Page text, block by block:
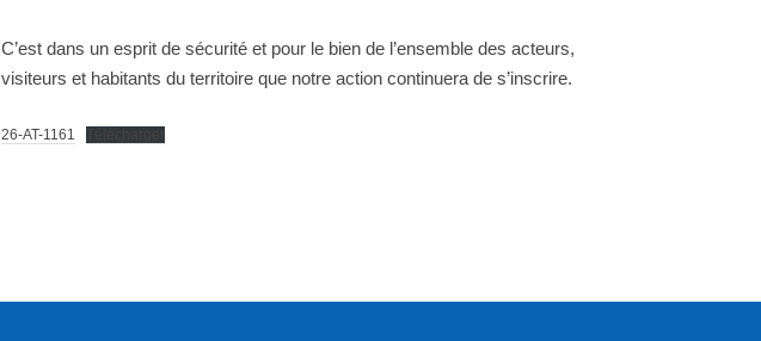
C’est dans un esprit de sécurité et pour le bien de l’ensemble des acteurs,
visiteurs et habitants du territoire que notre action continuera de s’inscrire.
26-AT-1161